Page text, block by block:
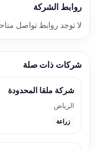
روابط الشركة
لا توجد روابط تواصل
شركات ذات صلة
شركة ملقا المحدودة
الرياض
زراعة